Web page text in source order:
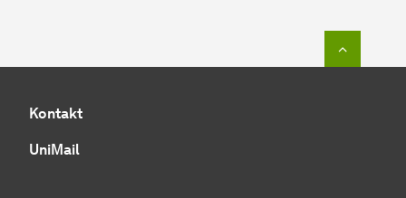
Kontakt
UniMail